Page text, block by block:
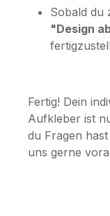
Sobald du
"Design
Fertig! Dein
Aufkleber ist
du Fragen
uns gerne